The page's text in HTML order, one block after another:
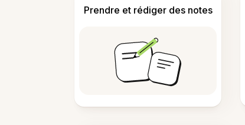
Prendre et rédiger des notes